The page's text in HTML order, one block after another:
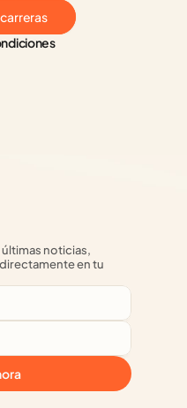
noticias,
en tu